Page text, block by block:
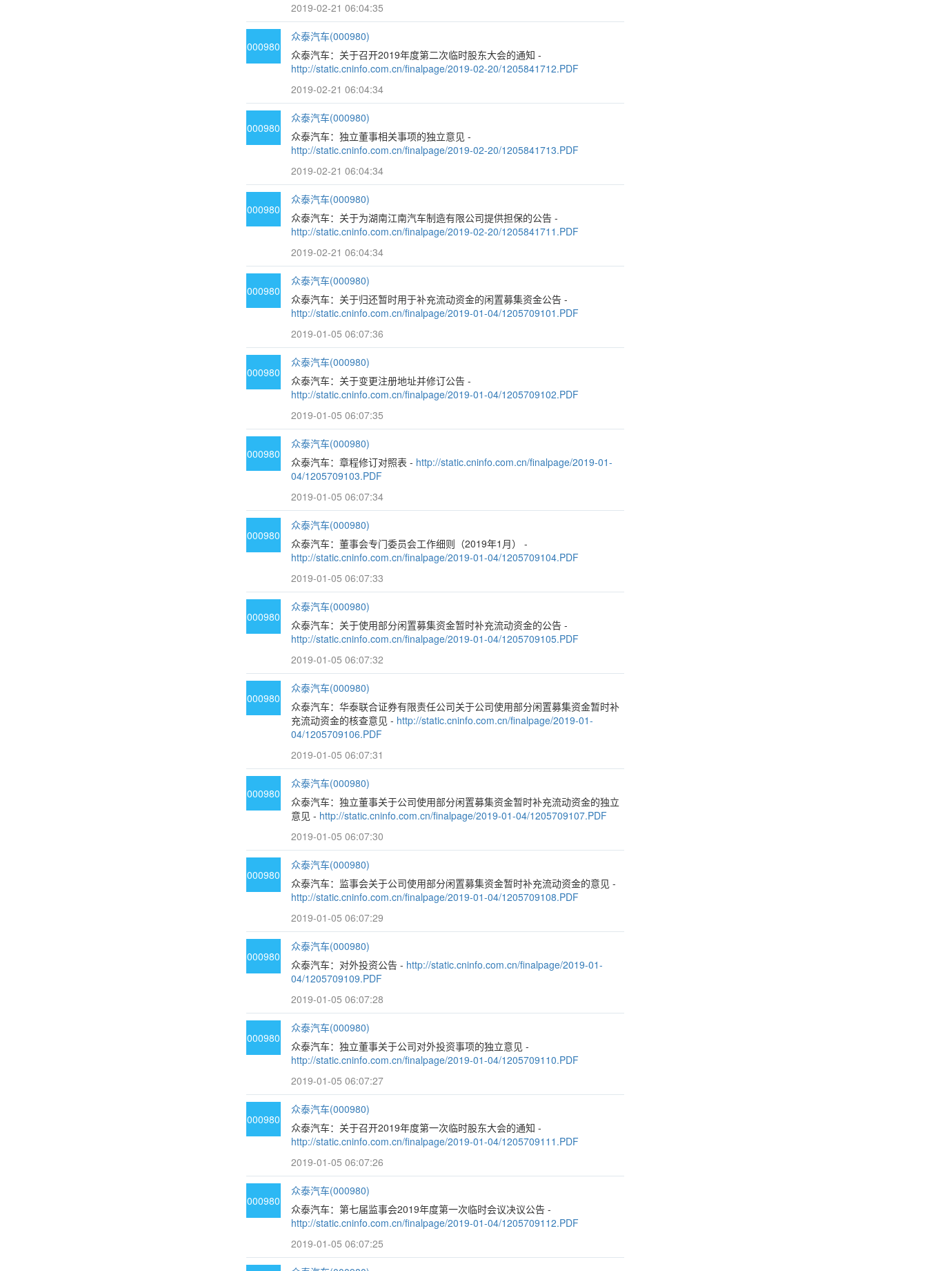
2019-02-21 06:04:35
000980
众泰汽车(000980)
众泰汽车：关于召开2019年度第二次临时股东大会的通知 -
http://static.cninfo.com.cn/finalpage/2019-02-20/1205841712.PDF
2019-02-21 06:04:34
000980
众泰汽车(000980)
众泰汽车：独立董事相关事项的独立意见 -
http://static.cninfo.com.cn/finalpage/2019-02-20/1205841713.PDF
2019-02-21 06:04:34
000980
众泰汽车(000980)
众泰汽车：关于为湖南江南汽车制造有限公司提供担保的公告 -
http://static.cninfo.com.cn/finalpage/2019-02-20/1205841711.PDF
2019-02-21 06:04:34
000980
众泰汽车(000980)
众泰汽车：关于归还暂时用于补充流动资金的闲置募集资金公告 -
http://static.cninfo.com.cn/finalpage/2019-01-04/1205709101.PDF
2019-01-05 06:07:36
000980
众泰汽车(000980)
众泰汽车：关于变更注册地址并修订公告 -
http://static.cninfo.com.cn/finalpage/2019-01-04/1205709102.PDF
2019-01-05 06:07:35
000980
众泰汽车(000980)
众泰汽车：章程修订对照表 - http://static.cninfo.com.cn/finalpage/2019-01-
04/1205709103.PDF
2019-01-05 06:07:34
000980
众泰汽车(000980)
众泰汽车：董事会专门委员会工作细则（2019年1月） -
http://static.cninfo.com.cn/finalpage/2019-01-04/1205709104.PDF
2019-01-05 06:07:33
000980
众泰汽车(000980)
众泰汽车：关于使用部分闲置募集资金暂时补充流动资金的公告 -
http://static.cninfo.com.cn/finalpage/2019-01-04/1205709105.PDF
2019-01-05 06:07:32
000980
众泰汽车(000980)
众泰汽车：华泰联合证券有限责任公司关于公司使用部分闲置募集资金暂时补
充流动资金的核查意见 - http://static.cninfo.com.cn/finalpage/2019-01-
04/1205709106.PDF
2019-01-05 06:07:31
000980
众泰汽车(000980)
众泰汽车：独立董事关于公司使用部分闲置募集资金暂时补充流动资金的独立
意见 - http://static.cninfo.com.cn/finalpage/2019-01-04/1205709107.PDF
2019-01-05 06:07:30
000980
众泰汽车(000980)
众泰汽车：监事会关于公司使用部分闲置募集资金暂时补充流动资金的意见 -
http://static.cninfo.com.cn/finalpage/2019-01-04/1205709108.PDF
2019-01-05 06:07:29
000980
众泰汽车(000980)
众泰汽车：对外投资公告 - http://static.cninfo.com.cn/finalpage/2019-01-
04/1205709109.PDF
2019-01-05 06:07:28
000980
众泰汽车(000980)
众泰汽车：独立董事关于公司对外投资事项的独立意见 -
http://static.cninfo.com.cn/finalpage/2019-01-04/1205709110.PDF
2019-01-05 06:07:27
000980
众泰汽车(000980)
众泰汽车：关于召开2019年度第一次临时股东大会的通知 -
http://static.cninfo.com.cn/finalpage/2019-01-04/1205709111.PDF
2019-01-05 06:07:26
000980
众泰汽车(000980)
众泰汽车：第七届监事会2019年度第一次临时会议决议公告 -
http://static.cninfo.com.cn/finalpage/2019-01-04/1205709112.PDF
2019-01-05 06:07:25